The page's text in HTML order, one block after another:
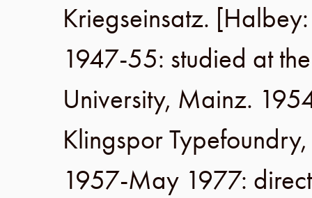
Kriegseinsatz. [Halbey
1947-55: studied at
University, Mainz.
Klingspor Typefoundry
1957-May 1977: